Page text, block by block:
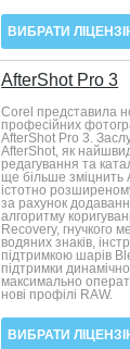
ВИБРАТИ
AfterShot Pro 3
Corel представила
професійних
AfterShot Pro 3.
AfterShot, як
редагування та
ще більше зміцнить
істотно
за рахунок
алгоритму
Recovery, гнучкого
водяних знаків,
підтримкою шарів
підтримки
максимально
нові профілі RAW.
ВИБРАТИ